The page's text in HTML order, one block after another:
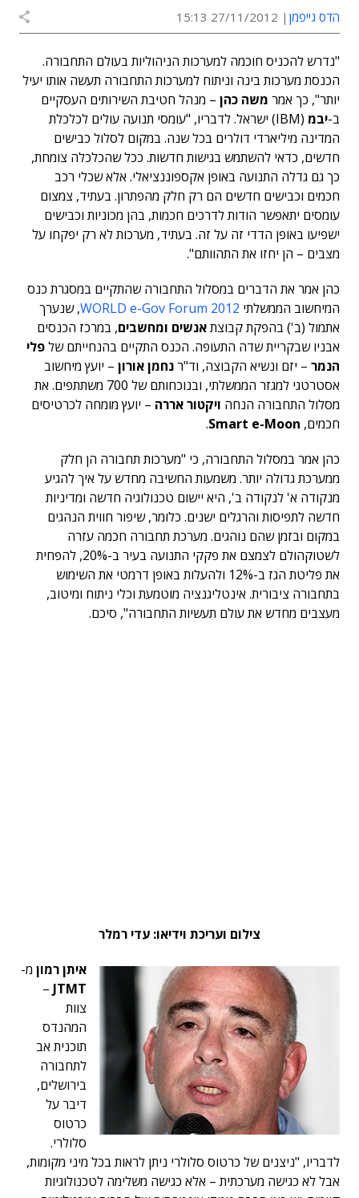
הדס גייפמן 27/11/2012 15:13
"נדרש להכניס חוכמה למערכות הניהוליות בעולם התחבורה.
הכנסת מערכות בינה וניתוח למערכות התחבורה תעשה אותו יעיל
יותר", כך אמר משה כהן – מנהל חטיבת השירותים העסקיים
ב-יבמ
(IBM) ישראל. לדבריו, "עומסי תנועה עולים לכלכלת
המדינה מיליארדי דולרים בכל שנה. במקום לסלול כבישים
חדשים, כדאי להשתמש בגישות חדשות. ככל שהכלכלה צומחת,
כך גם גדלה התנועה באופן אקספוננציאלי. אלא שכלי רכב
חכמים וכבישים חדשים הם רק חלק מהפתרון. בעתיד, צמצום
עומסים יתאפשר הודות לדרכים חכמות, בהן מכוניות וכבישים
ישפיעו באופן הדדי זה על זה. בעתיד, מערכות לא רק יפקחו על
מצבים – הן יחזו את התהוותם".
כהן אמר את הדברים במסלול התחבורה שהתקיים במסגרת כנס
המיחשוב הממשלתי WORLD e-Gov Forum 2012, שנערך
אתמול (ב') בהפקת קבוצתאנשים ומחשבים, במרכז הכנסים
אבניו שבקריית שדה התעופה. הכנס התקיים בהנחייתם שלפלי
הנמר – יזם ונשיא הקבוצה, וד"רנחמן אורון – יועץ מיחשוב
אסטרטגי למגזר הממשלתי, ובנוכחותם של 700 משתתפים. את
מסלול התחבורה הנחה ויקטור אררה – יועץ מומחה לכרטיסים
חכמים, Smart e-Moon
.
כהן אמר במסלול התחבורה, כי "מערכות תחבורה הן חלק
ממערכת גדולה יותר. משמעות החשיבה מחדש על איך להגיע
מנקודה א' לנקודה ב', היא יישום טכנולוגיה חדשה ומדיניות
חדשה לתפיסות והרגלים ישנים. כלומר, שיפור חווית הנהגים
במקום ובזמן שהם נוהגים. מערכת תחבורה חכמה עזרה
לשטוקהולם לצמצם את פקקי התנועה בעיר ב-20%, להפחית
את פליטת הגז ב-12% ולהעלות באופן דרמטי את השימוש
בתחבורה ציבורית. אינטליגנציה מוטמעת וכלי ניתוח ומיטוב,
מעצבים מחדש את עולם תעשיות התחבורה", סיכם.
צילום ועריכת וידיאו: עדי רמלר
איתן רמון מ-
JTMT
–
צוות
המהנדס
תוכנית אב
לתחבורה
בירושלים,
דיבר על
כרטוס
סלולרי.
לדבריו, "ניצנים של כרטוס סלולרי ניתן לראות בכל מיני מקומות,
אבל לא כגישה מערכתית – אלא כגישה משלימה לטכנולוגיות